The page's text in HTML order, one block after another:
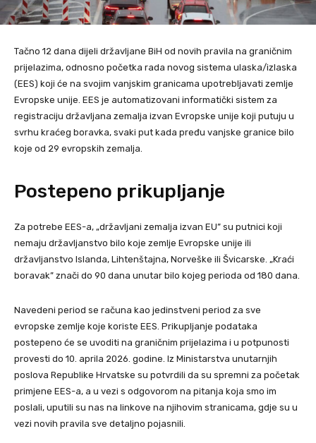
Tačno 12 dana dijeli državljane BiH od novih pravila na graničnim
prijelazima, odnosno početka rada novog sistema ulaska/izlaska
(EES) koji će na svojim vanjskim granicama upotrebljavati zemlje
Evropske unije. EES je automatizovani informatički sistem za
registraciju državljana zemalja izvan Evropske unije koji putuju u
svrhu kraćeg boravka, svaki put kada pređu vanjske granice bilo
koje od 29 evropskih zemalja.
Postepeno prikupljanje
Za potrebe EES-a, „državljani zemalja izvan EU” su putnici koji
nemaju državljanstvo bilo koje zemlje Evropske unije ili
državljanstvo Islanda, Lihtenštajna, Norveške ili Švicarske. „Kraći
boravak” znači do 90 dana unutar bilo kojeg perioda od 180 dana.
Navedeni period se računa kao jedinstveni period za sve
evropske zemlje koje koriste EES. Prikupljanje podataka
postepeno će se uvoditi na graničnim prijelazima i u potpunosti
provesti do 10. aprila 2026. godine. Iz Ministarstva unutarnjih
poslova Republike Hrvatske su potvrdili da su spremni za početak
primjene EES-a, a u vezi s odgovorom na pitanja koja smo im
poslali, uputili su nas na linkove na njihovim stranicama, gdje su u
vezi novih pravila sve detaljno pojasnili.